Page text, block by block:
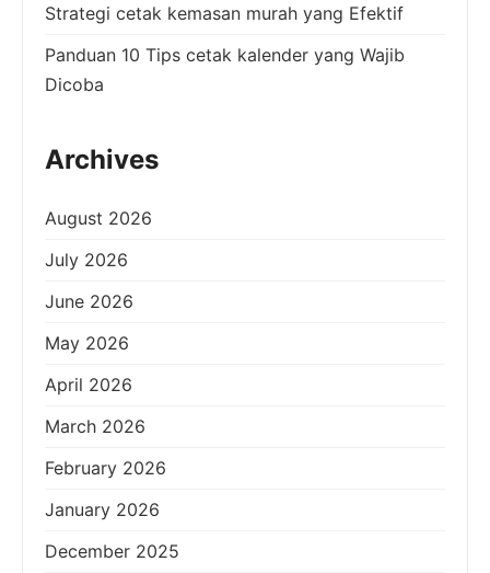
Strategi cetak kemasan murah yang Efektif
Panduan 10 Tips cetak kalender yang Wajib
Dicoba
Archives
August 2026
July 2026
June 2026
May 2026
April 2026
March 2026
February 2026
January 2026
December 2025